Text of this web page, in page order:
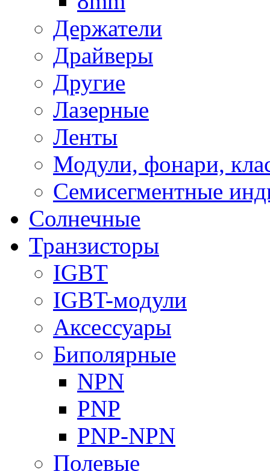
Держатели
Драйверы
Другие
Лазерные
Ленты
Модули, фонари,
Семисегментные
Солнечные
Транзисторы
IGBT
IGBT-модули
Аксессуары
Биполярные
NPN
PNP
PNP-NPN
Полевые